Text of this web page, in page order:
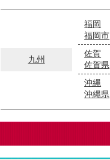
九州
福岡
福岡市
佐賀
佐賀県
沖縄
沖縄県